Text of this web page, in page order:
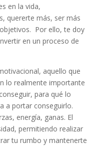
en la vida,
quererte más, ser más
Por ello, te doy
en un proceso de
aquello que
lo realmente importante
para qué lo
a portar conseguirlo.
energía, ganas. El
permitiendo realizar
tu rumbo y mantenerte